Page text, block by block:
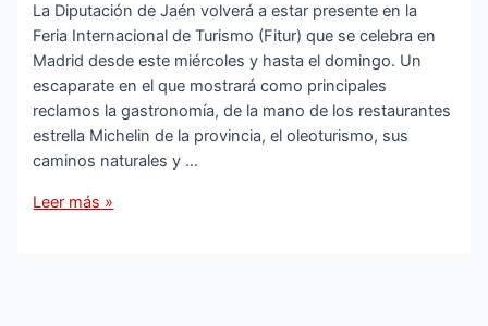
La Diputación de Jaén volverá a estar presente en la
Feria Internacional de Turismo (Fitur) que se celebra en
Madrid desde este miércoles y hasta el domingo. Un
escaparate en el que mostrará como principales
reclamos la gastronomía, de la mano de los restaurantes
estrella Michelin de la provincia, el oleoturismo, sus
caminos naturales y …
Los
Leer más »